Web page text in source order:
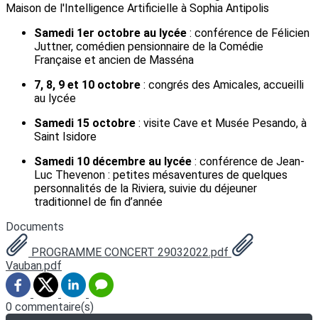
Maison de l'Intelligence Artificielle à Sophia Antipolis
Samedi 1er octobre au lycée : conférence de Félicien
Juttner, comédien pensionnaire de la Comédie
Française et ancien de Masséna
7, 8, 9 et 10 octobre : congrés des Amicales, accueilli
au lycée
Samedi 15 octobre : visite Cave et Musée Pesando, à
Saint Isidore
Samedi 10 décembre au lycée : conférence de Jean-
Luc Thevenon : petites mésaventures de quelques
personnalités de la Riviera, suivie du déjeuner
traditionnel de fin d’année
Documents
PROGRAMME CONCERT 29032022.pdf
Vauban.pdf
0 commentaire(s)